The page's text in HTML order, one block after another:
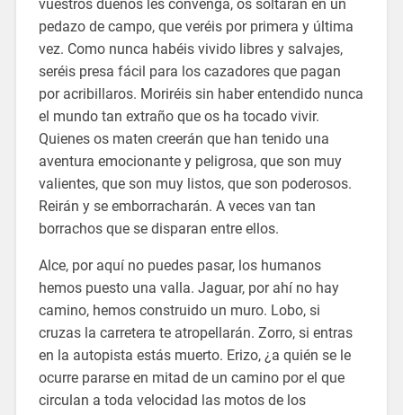
vuestros dueños les convenga, os soltarán en un
pedazo de campo, que veréis por primera y última
vez. Como nunca habéis vivido libres y salvajes,
seréis presa fácil para los cazadores que pagan
por acribillaros. Moriréis sin haber entendido nunca
el mundo tan extraño que os ha tocado vivir.
Quienes os maten creerán que han tenido una
aventura emocionante y peligrosa, que son muy
valientes, que son muy listos, que son poderosos.
Reirán y se emborracharán. A veces van tan
borrachos que se disparan entre ellos.
Alce, por aquí no puedes pasar, los humanos
hemos puesto una valla. Jaguar, por ahí no hay
camino, hemos construido un muro. Lobo, si
cruzas la carretera te atropellarán. Zorro, si entras
en la autopista estás muerto. Erizo, ¿a quién se le
ocurre pararse en mitad de un camino por el que
circulan a toda velocidad las motos de los